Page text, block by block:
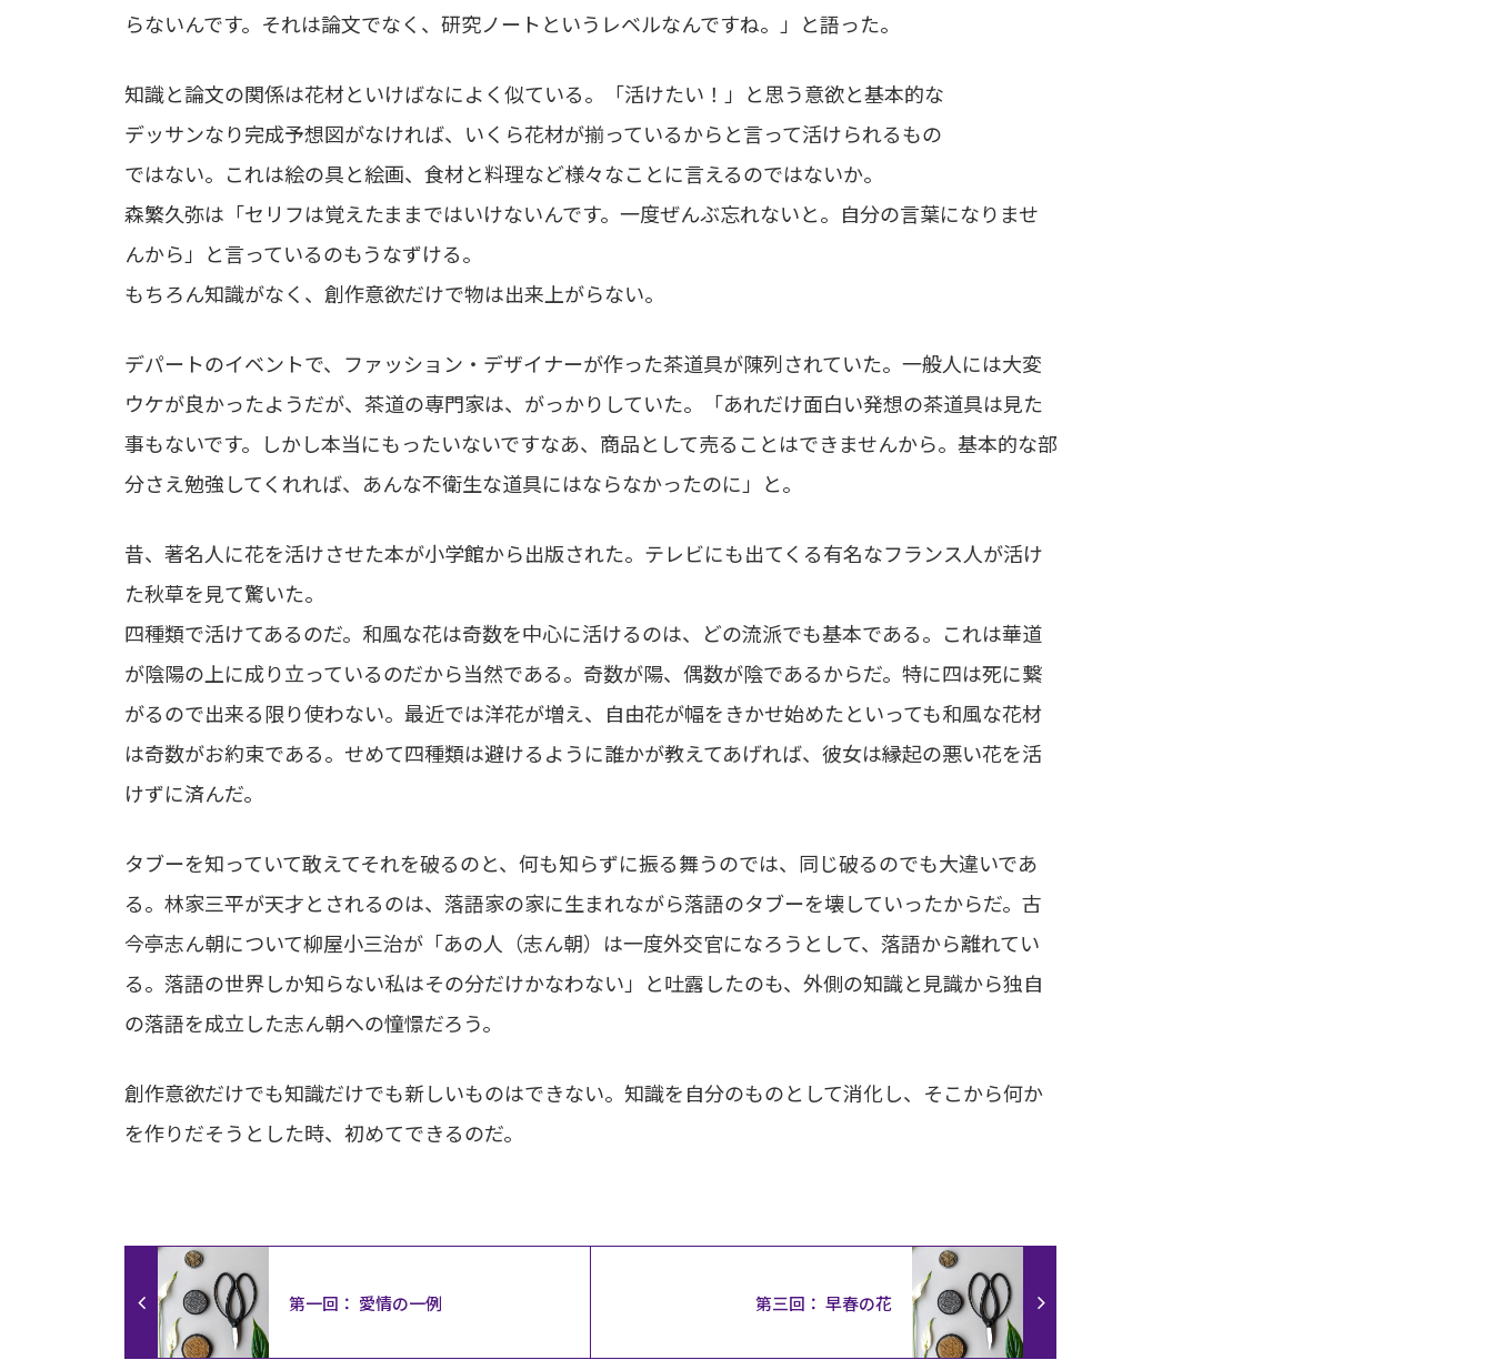
らないんです。それは論文でなく、研究ノートというレベルなんですね。」と語った。
知識と論文の関係は花材といけばなによく似ている。「活けたい！」と思う意欲と基本的な
デッサンなり完成予想図がなければ、いくら花材が揃っているからと言って活けられるもの
ではない。これは絵の具と絵画、食材と料理など様々なことに言えるのではないか。
森繁久弥は「セリフは覚えたままではいけないんです。一度ぜんぶ忘れないと。自分の言葉になりませ
んから」と言っているのもうなずける。
もちろん知識がなく、創作意欲だけで物は出来上がらない。
デパートのイベントで、ファッション・デザイナーが作った茶道具が陳列されていた。一般人には大変
ウケが良かったようだが、茶道の専門家は、がっかりしていた。「あれだけ面白い発想の茶道具は見た
事もないです。しかし本当にもったいないですなあ、商品として売ることはできませんから。基本的な部
分さえ勉強してくれれば、あんな不衛生な道具にはならなかったのに」と。
昔、著名人に花を活けさせた本が小学館から出版された。テレビにも出てくる有名なフランス人が活け
た秋草を見て驚いた。
四種類で活けてあるのだ。和風な花は奇数を中心に活けるのは、どの流派でも基本である。これは華道
が陰陽の上に成り立っているのだから当然である。奇数が陽、偶数が陰であるからだ。特に四は死に繋
がるので出来る限り使わない。最近では洋花が増え、自由花が幅をきかせ始めたといっても和風な花材
は奇数がお約束である。せめて四種類は避けるように誰かが教えてあげれば、彼女は縁起の悪い花を活
けずに済んだ。
タブーを知っていて敢えてそれを破るのと、何も知らずに振る舞うのでは、同じ破るのでも大違いであ
る。林家三平が天才とされるのは、落語家の家に生まれながら落語のタブーを壊していったからだ。古
今亭志ん朝について柳屋小三治が「あの人（志ん朝）は一度外交官になろうとして、落語から離れてい
る。落語の世界しか知らない私はその分だけかなわない」と吐露したのも、外側の知識と見識から独自
の落語を成立した志ん朝への憧憬だろう。
創作意欲だけでも知識だけでも新しいものはできない。知識を自分のものとして消化し、そこから何か
を作りだそうとした時、初めてできるのだ。
第一回： 愛情の一例 第三回： 早春の花